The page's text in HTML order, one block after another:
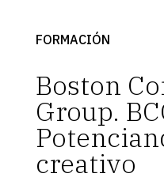
FORMACIÓN
Boston
Group.
creativo